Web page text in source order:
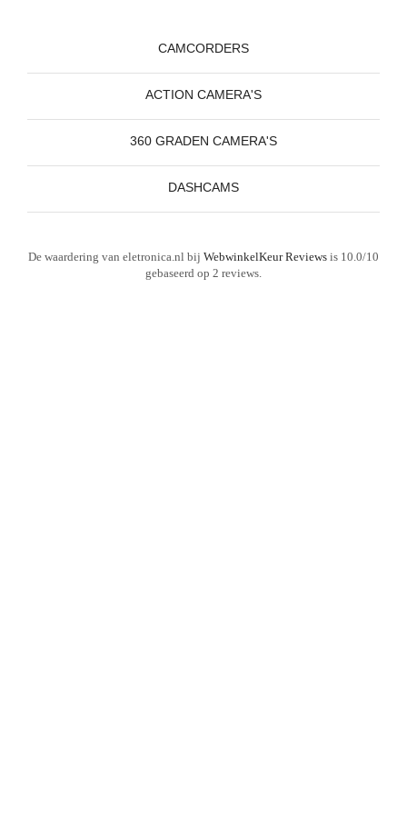
CAMCORDERS
ACTION CAMERA'S
360 GRADEN CAMERA'S
DASHCAMS
De waardering van eletronica.nl bij WebwinkelKeur Reviews is 10.0/10
gebaseerd op 2 reviews.